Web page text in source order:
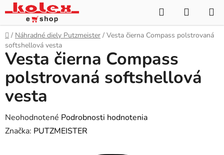
Prejsť
na
obsah
Hľadať
KOŠÍK
Domov
/ Náhradné diely Putzmeister / Vesta čierna Compass polstrovaná
softshellová vesta
Vesta čierna Compass
polstrovaná softshellová
vesta
Priemerné
hodnotenie
Neohodnotené Podrobnosti hodnotenia
Značka: PUTZMEISTER